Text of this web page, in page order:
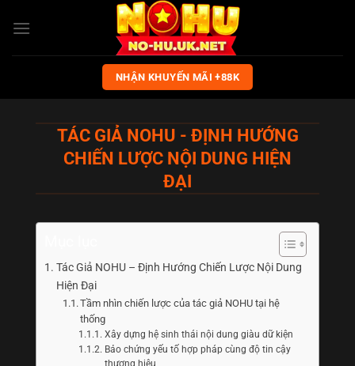
qua
NHẬN KHUYẾN MÃI +88K
TÁC GIẢ NOHU - ĐỊNH HƯỚNG
CHIẾN LƯỢC NỘI DUNG HIỆN
ĐẠI
Tác Giả NOHU – Định Hướng Chiến Lược Nội Dung
Hiện Đại
Tầm nhìn chiến lược của tác giả NOHU tại hệ
thống
Xây dựng hệ sinh thái nội dung giàu dữ kiện
Bảo chứng yếu tố hợp pháp cùng độ tin cậy
thương hiệu